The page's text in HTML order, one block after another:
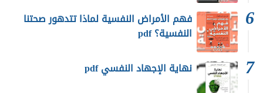
فهم الأمراض النفسية لماذا تتدهور صحتنا
النفسية؟ pdf
نهاية الإجهاد النفسي pdf